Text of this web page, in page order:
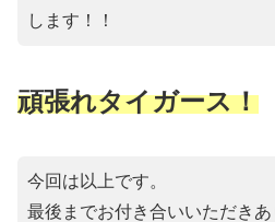
します！！
頑張れタイガース！
今回は以上です。
最後までお付き合いいただき